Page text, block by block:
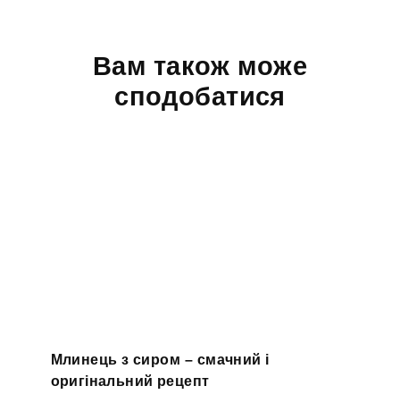
Вам також може
сподобатися
Млинець з сиром – смачний і
оригінальний рецепт